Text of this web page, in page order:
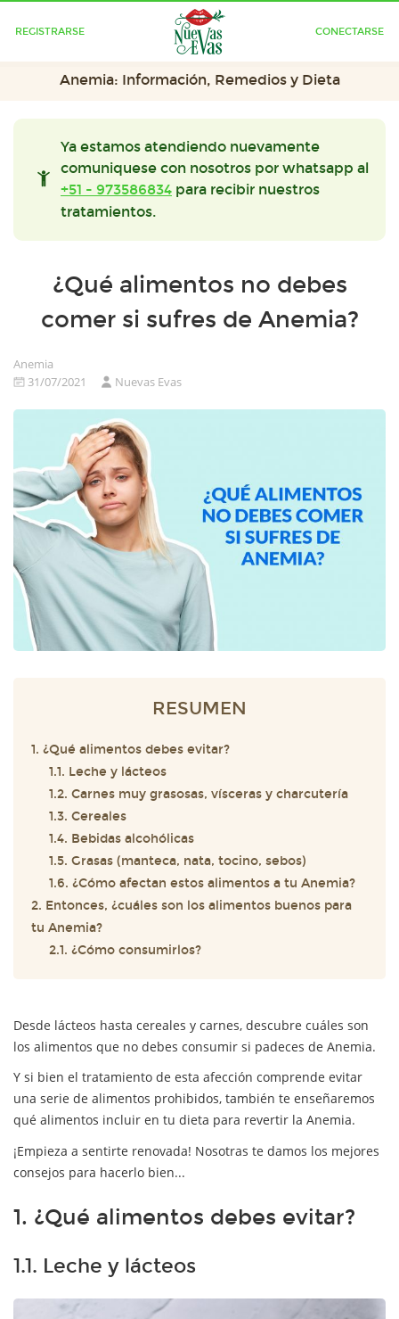
REGISTRARSE CONECTARSE
Anemia: Información, Remedios y Dieta
Ya estamos atendiendo nuevamente
comuniquese con nosotros por whatsapp al
+51 - 973586834 para recibir nuestros
tratamientos.
¿Qué alimentos no debes
comer si sufres de Anemia?
Anemia
31/07/2021
Nuevas Evas
RESUMEN
1. ¿Qué alimentos debes evitar?
1.1. Leche y lácteos
1.2. Carnes muy grasosas, vísceras y charcutería
1.3. Cereales
1.4. Bebidas alcohólicas
1.5. Grasas (manteca, nata, tocino, sebos)
1.6. ¿Cómo afectan estos alimentos a tu Anemia?
2. Entonces, ¿cuáles son los alimentos buenos para
tu Anemia?
2.1. ¿Cómo consumirlos?
Desde lácteos hasta cereales y carnes, descubre cuáles son
los alimentos que no debes consumir si padeces de Anemia.
Y si bien el tratamiento de esta afección comprende evitar
una serie de alimentos prohibidos, también te enseñaremos
qué alimentos incluir en tu dieta para revertir la Anemia.
¡Empieza a sentirte renovada! Nosotras te damos los mejores
consejos para hacerlo bien...
1. ¿Qué alimentos debes evitar?
1.1. Leche y lácteos